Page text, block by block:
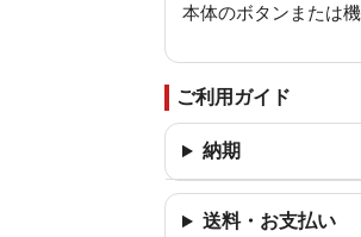
本体のボタンまたは
ご利用ガイド
納期
送料・お支払い